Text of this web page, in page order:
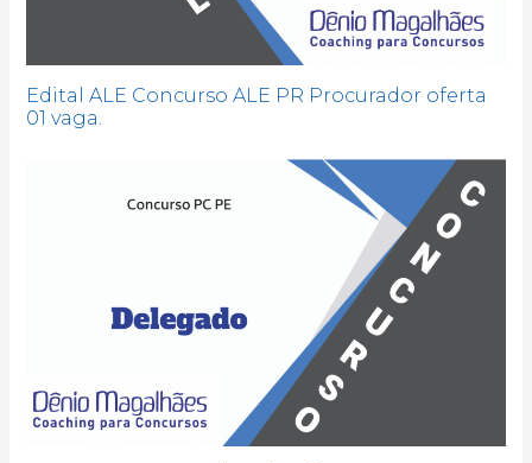
Edital ALE Concurso ALE PR Procurador oferta
01 vaga.